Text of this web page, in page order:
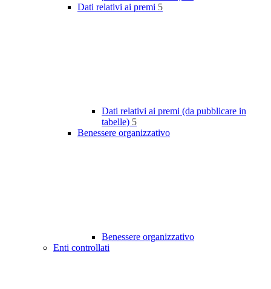
Dati relativi ai premi 5
Dati relativi ai premi (da pubblicare in
tabelle) 5
Benessere organizzativo
Benessere organizzativo
Enti controllati